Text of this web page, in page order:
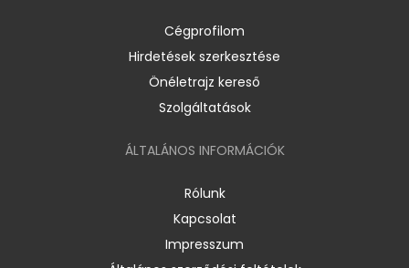
Cégprofilom
Hirdetések szerkesztése
Önéletrajz kereső
Szolgáltatások
ÁLTALÁNOS INFORMÁCIÓK
Rólunk
Kapcsolat
Impresszum